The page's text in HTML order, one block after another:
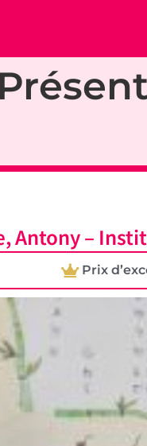
Antony –
Prix